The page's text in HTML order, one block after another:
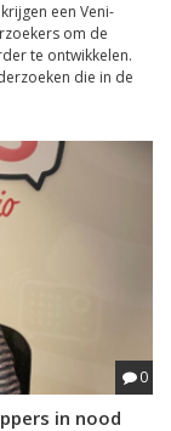
een Veni-
om de
te ontwikkelen.
die in de
0
in nood